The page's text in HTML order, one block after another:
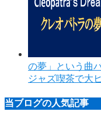
の夢」という曲
ジャズ喫茶で大
当ブログの人気記事